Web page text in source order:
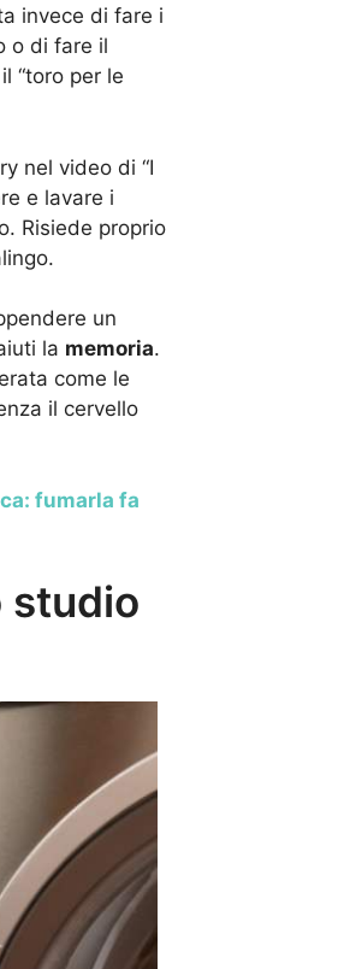
invece di fare i
o di fare il
“toro per le
nel video di “I
e lavare i
Risiede proprio
un
la memoria.
come le
il cervello
fumarla fa
studio